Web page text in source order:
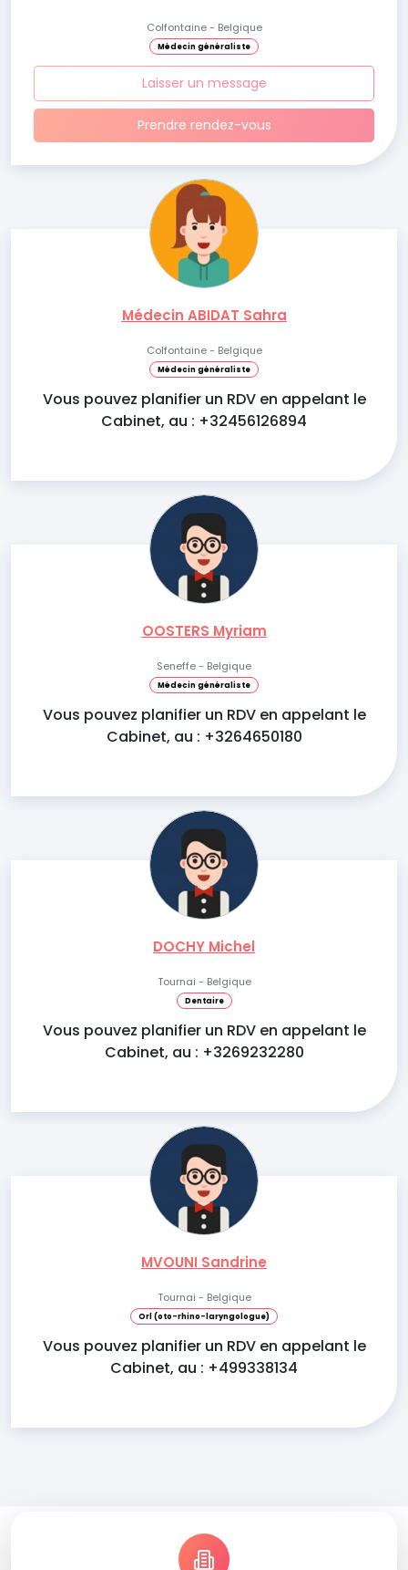
Colfontaine - Belgique
Médecin généraliste
Laisser un message
Prendre rendez-vous
Médecin ABIDAT Sahra
Colfontaine - Belgique
Médecin généraliste
Vous pouvez planifier un RDV en appelant le
Cabinet, au : +32456126894
OOSTERS Myriam
Seneffe - Belgique
Médecin généraliste
Vous pouvez planifier un RDV en appelant le
Cabinet, au : +3264650180
DOCHY Michel
Tournai - Belgique
Dentaire
Vous pouvez planifier un RDV en appelant le
Cabinet, au : +3269232280
MVOUNI Sandrine
Tournai - Belgique
Orl (oto-rhino-laryngologue)
Vous pouvez planifier un RDV en appelant le
Cabinet, au : +499338134